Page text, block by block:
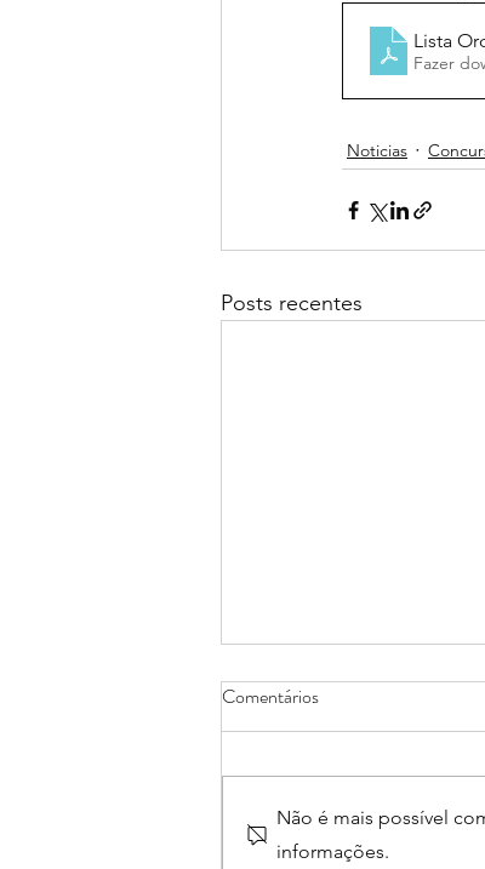
Lista
Fazer
Noticias
Posts recentes
Comentários
Não é mais possível
informações.